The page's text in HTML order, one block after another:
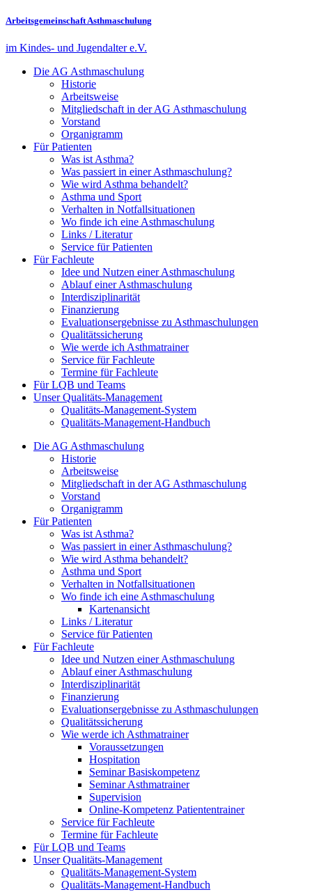
Arbeitsgemeinschaft Asthmaschulung
im Kindes- und Jugendalter e.V.
Die AG Asthmaschulung
Historie
Arbeitsweise
Mitgliedschaft in der AG Asthmaschulung
Vorstand
Organigramm
Für Patienten
Was ist Asthma?
Was passiert in einer Asthmaschulung?
Wie wird Asthma behandelt?
Asthma und Sport
Verhalten in Notfallsituationen
Wo finde ich eine Asthmaschulung
Links / Literatur
Service für Patienten
Für Fachleute
Idee und Nutzen einer Asthmaschulung
Ablauf einer Asthmaschulung
Interdisziplinarität
Finanzierung
Evaluationsergebnisse zu Asthmaschulungen
Qualitätssicherung
Wie werde ich Asthmatrainer
Service für Fachleute
Termine für Fachleute
Für LQB und Teams
Unser Qualitäts-Management
Qualitäts-Management-System
Qualitäts-Management-Handbuch
Die AG Asthmaschulung
Historie
Arbeitsweise
Mitgliedschaft in der AG Asthmaschulung
Vorstand
Organigramm
Für Patienten
Was ist Asthma?
Was passiert in einer Asthmaschulung?
Wie wird Asthma behandelt?
Asthma und Sport
Verhalten in Notfallsituationen
Wo finde ich eine Asthmaschulung
Kartenansicht
Links / Literatur
Service für Patienten
Für Fachleute
Idee und Nutzen einer Asthmaschulung
Ablauf einer Asthmaschulung
Interdisziplinarität
Finanzierung
Evaluationsergebnisse zu Asthmaschulungen
Qualitätssicherung
Wie werde ich Asthmatrainer
Voraussetzungen
Hospitation
Seminar Basiskompetenz
Seminar Asthmatrainer
Supervision
Online-Kompetenz Patiententrainer
Service für Fachleute
Termine für Fachleute
Für LQB und Teams
Unser Qualitäts-Management
Qualitäts-Management-System
Qualitäts-Management-Handbuch